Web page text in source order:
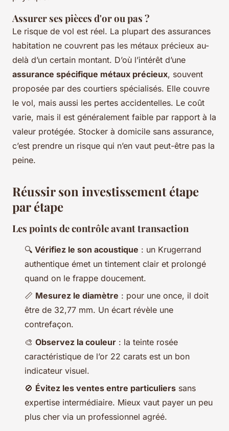
Assurer ses pièces d'or ou pas ?
Le risque de vol est réel. La plupart des assurances
habitation ne couvrent pas les métaux précieux au-
delà d’un certain montant. D’où l’intérêt d’une
assurance spécifique métaux précieux, souvent
proposée par des courtiers spécialisés. Elle couvre
le vol, mais aussi les pertes accidentelles. Le coût
varie, mais il est généralement faible par rapport à la
valeur protégée. Stocker à domicile sans assurance,
c’est prendre un risque qui n’en vaut peut-être pas la
peine.
Réussir son investissement étape
par étape
Les points de contrôle avant transaction
🔍 Vérifiez le son acoustique : un Krugerrand
authentique émet un tintement clair et prolongé
quand on le frappe doucement.
📏 Mesurez le diamètre : pour une once, il doit
être de 32,77 mm. Un écart révèle une
contrefaçon.
🎨 Observez la couleur : la teinte rosée
caractéristique de l’or 22 carats est un bon
indicateur visuel.
🚫 Évitez les ventes entre particuliers sans
expertise intermédiaire. Mieux vaut payer un peu
plus cher via un professionnel agréé.